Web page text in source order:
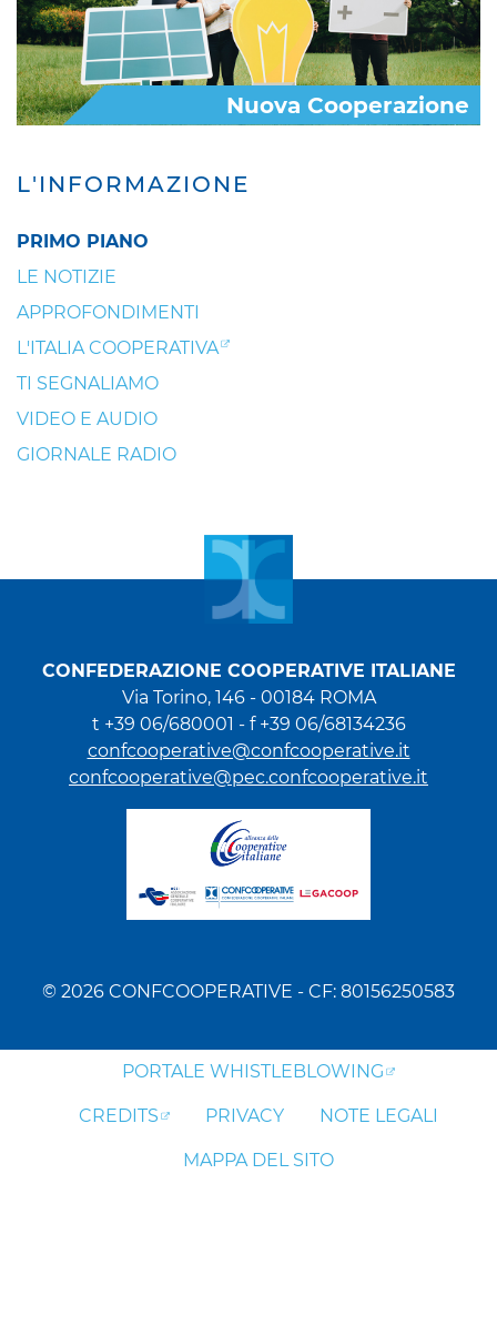
L'INFORMAZIONE
PRIMO PIANO
LE NOTIZIE
APPROFONDIMENTI
L'ITALIA COOPERATIVA
TI SEGNALIAMO
VIDEO E AUDIO
GIORNALE RADIO
Nuova Cooperazione
CONFEDERAZIONE COOPERATIVE ITALIANE
Via Torino, 146 - 00184 ROMA
t +39 06/680001 - f +39 06/68134236
confcooperative@confcooperative.it
confcooperative@pec.confcooperative.it
© 2026 CONFCOOPERATIVE - CF: 80156250583
PORTALE WHISTLEBLOWING
CREDITS PRIVACY NOTE LEGALI
MAPPA DEL SITO